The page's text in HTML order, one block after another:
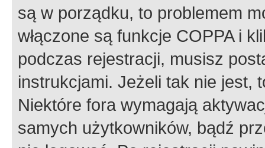
są w porządku, to problemem
włączone są funkcje COPPA i
podczas rejestracji, musisz
instrukcjami. Jeżeli tak nie jest,
Niektóre fora wymagają
samych użytkowników, bądź